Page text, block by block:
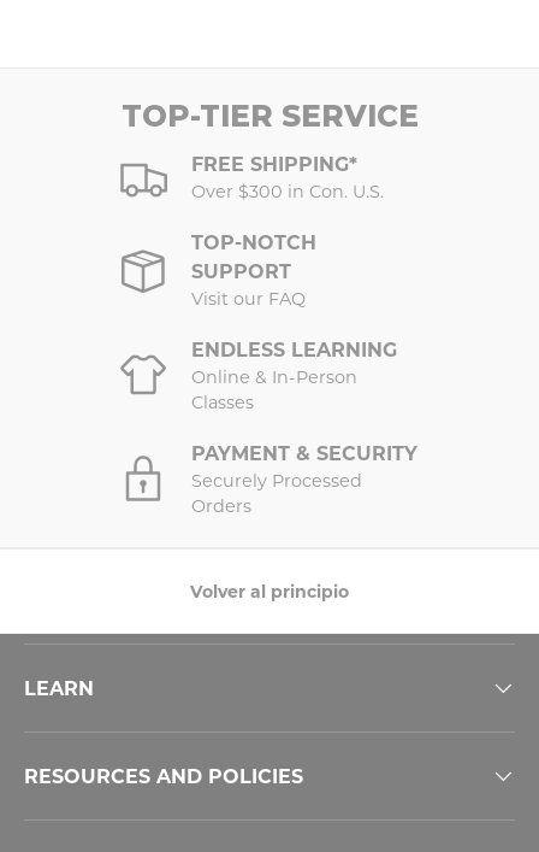
TOP-TIER SERVICE
FREE SHIPPING*
Over $300 in Con. U.S.
TOP-NOTCH
SUPPORT
Visit our FAQ
ENDLESS LEARNING
Online & In-Person
Classes
PAYMENT & SECURITY
Securely Processed
Orders
Volver al principio
LEARN
RESOURCES AND POLICIES